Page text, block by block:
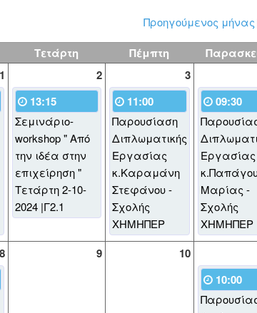
Προηγούμενος μήνας
Τετάρτη Πέμπτη
1 2 3
13:15
Σεμινάριο-
workshop " Από
την ιδέα στην
επιχείρηση "
Τετάρτη 2-10-
2024 |Γ2.1
11:00
Παρουσίαση
Διπλωματικής
Εργασίας
κ.Καραμάνη
Στεφάνου -
Σχολής
ΧΗΜΗΠΕΡ
09:30
Εργασίας
Μαρίας -
Σχολής
ΧΗΜΗΠΕΡ
8 9 10
10:00